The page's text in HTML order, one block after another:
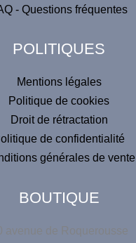
- Questions fréquentes
POLITIQUES
Mentions légales
Politique de cookies
Droit de rétractation
de confidentialité
générales de vente
BOUTIQUE
avenue de Roquerousse